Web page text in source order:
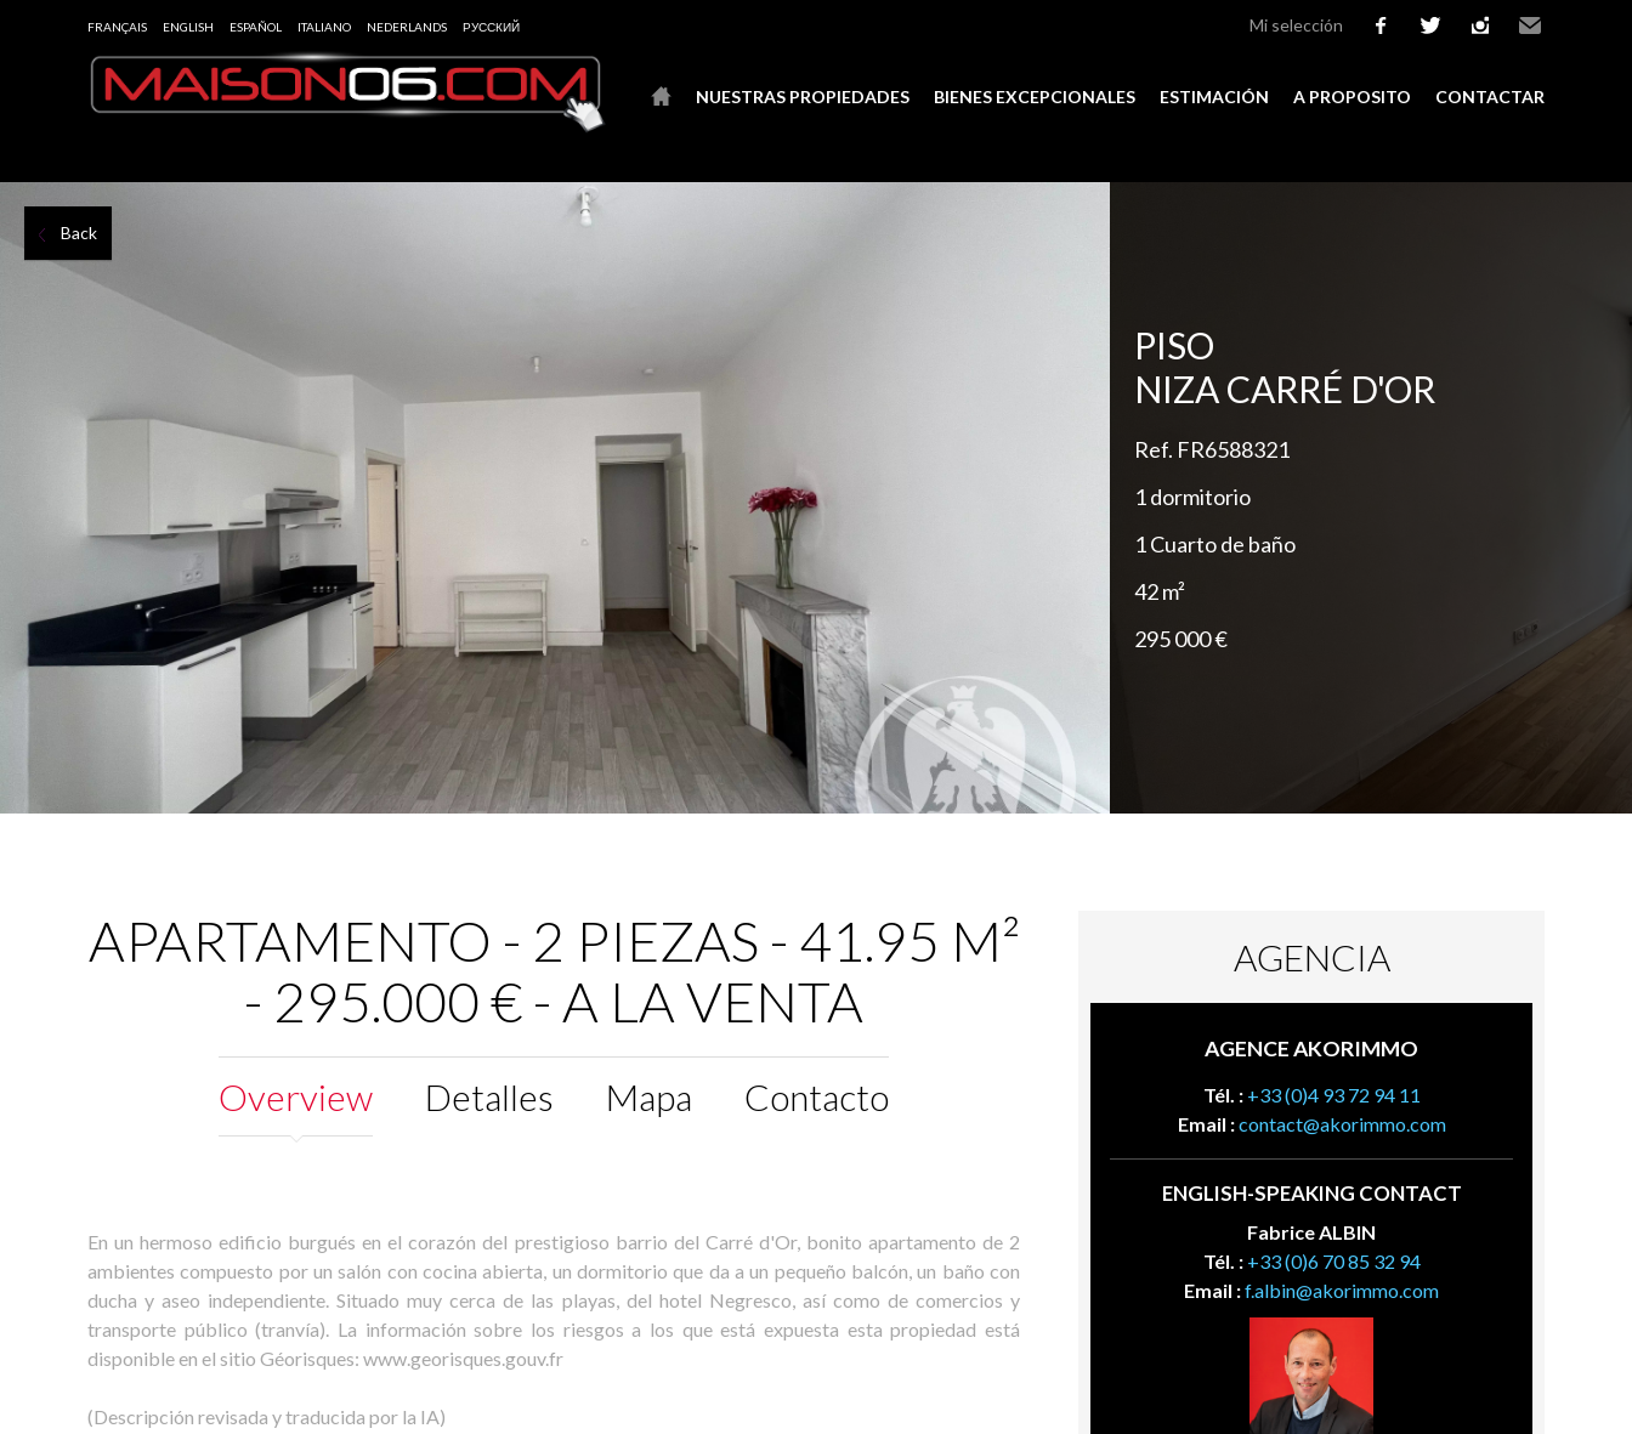
FRANÇAIS ENGLISH ESPAÑOL ITALIANO NEDERLANDS РУССКИЙ Mi selección
NUESTRAS PROPIEDADES BIENES EXCEPCIONALES ESTIMACIÓN A PROPOSITO CONTACTAR
Back
PISO
NIZA CARRÉ D'OR
Ref. FR6588321
1 dormitorio
1 Cuarto de baño
42 m²
295 000 €
APARTAMENTO - 2 PIEZAS - 41.95 M²
- 295.000 € - A LA VENTA
Overview Detalles Mapa Contacto
En un hermoso edificio burgués en el corazón del prestigioso barrio del Carré d'Or, bonito apartamento de 2
ambientes compuesto por un salón con cocina abierta, un dormitorio que da a un pequeño balcón, un baño con
ducha y aseo independiente. Situado muy cerca de las playas, del hotel Negresco, así como de comercios y
transporte público (tranvía). La información sobre los riesgos a los que está expuesta esta propiedad está
disponible en el sitio Géorisques: www.georisques.gouv.fr
(Descripción revisada y traducida por la IA)
AGENCIA
AGENCE AKORIMMO
Tél. : +33 (0)4 93 72 94 11
Email :contact@akorimmo.com
ENGLISH-SPEAKING CONTACT
Fabrice ALBIN
Tél. : +33 (0)6 70 85 32 94
Email :f.albin@akorimmo.com